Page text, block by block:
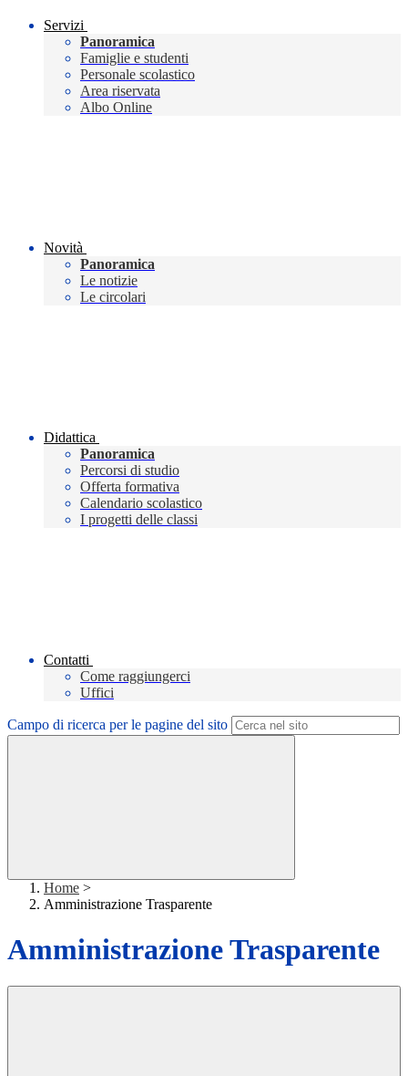
Servizi
Panoramica
Famiglie e studenti
Personale scolastico
Area riservata
Albo Online
Novità
Panoramica
Le notizie
Le circolari
Didattica
Panoramica
Percorsi di studio
Offerta formativa
Calendario scolastico
I progetti delle classi
Contatti
Come raggiungerci
Uffici
Campo di ricerca per le pagine del sito
Home >
Amministrazione Trasparente
Amministrazione Trasparente